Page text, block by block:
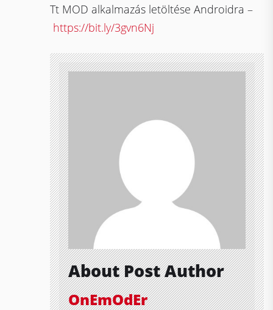
Tt MOD alkalmazás letöltése Androidra –
https://bit.ly/3gvn6Nj
About Post Author
OnEmOdEr